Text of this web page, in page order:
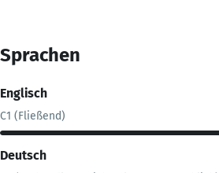
Sprachen
Englisch
C1 (Fließend)
Deutsch